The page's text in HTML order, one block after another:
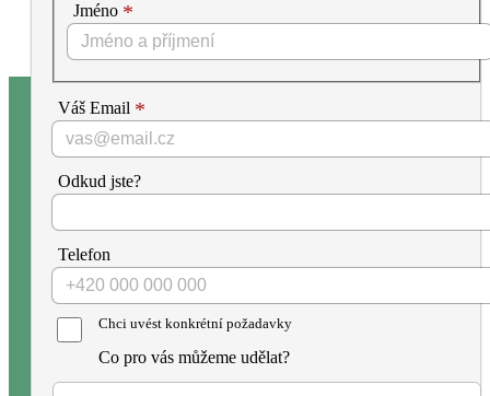
Jméno
Váš Email
Odkud jste?
Telefon
Chci uvést konkrétní požadavky
Co pro vás můžeme udělat?